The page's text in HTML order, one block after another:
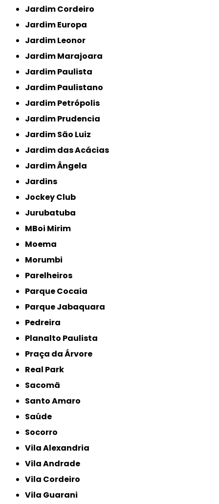
Jardim Cordeiro
Jardim Europa
Jardim Leonor
Jardim Marajoara
Jardim Paulista
Jardim Paulistano
Jardim Petrópolis
Jardim Prudencia
Jardim São Luiz
Jardim das Acácias
Jardim Ângela
Jardins
Jockey Club
Jurubatuba
MBoi Mirim
Moema
Morumbi
Parelheiros
Parque Cocaia
Parque Jabaquara
Pedreira
Planalto Paulista
Praça da Árvore
Real Park
Sacomã
Santo Amaro
Saúde
Socorro
Vila Alexandria
Vila Andrade
Vila Cordeiro
Vila Guarani